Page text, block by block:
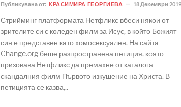
Публикувана от: КРАСИМИРА ГЕОРГИЕВА 18 Декември 2019
Стрийминг платформата Нетфликс вбеси някои от
зрителите си с коледен филм за Исус, в който Божият
син е представен като хомосексуален. На сайта
Change.org беше разпространена петиция, която
призовава Нетфликс да премахне от каталога
скандалния филм Първото изкушение на Христа. В
петицията се казва,..